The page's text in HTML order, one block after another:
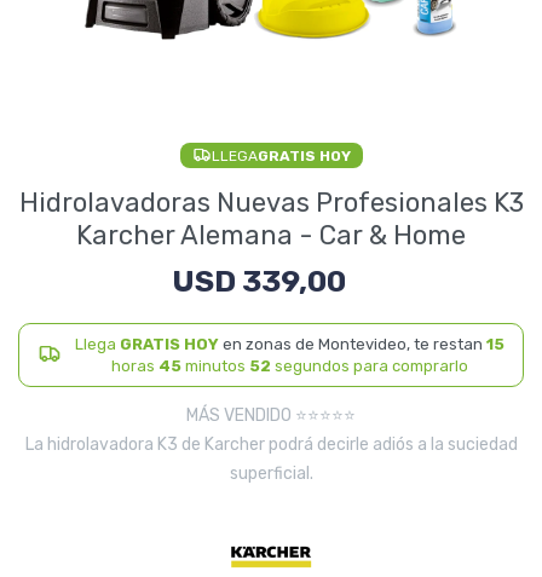
LLEGAGRATIS HOY
Hidrolavadoras Nuevas Profesionales K3
Karcher Alemana - Car & Home
USD 339,00
Llega GRATIS HOYen zonas de Montevideo, te restan 15
horas 45minutos 52 segundos para comprarlo
MÁS VENDIDO ⭐⭐⭐⭐⭐
La hidrolavadora K3 de Karcher podrá decirle adiós a la suciedad
superficial.
Electrodomésticos
Pequeños electrodomésticos
Hogar y Jardín